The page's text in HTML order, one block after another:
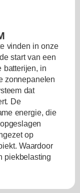
vinden in onze
start van een
batterijen, in
zonnepanelen
dat
De
energie, die
op
Waardoor
piekbelasting